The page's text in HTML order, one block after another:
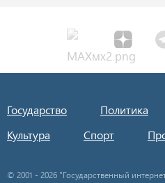
Государство Политика
Культура
Спорт
© 2001 - 2026 "Государственный